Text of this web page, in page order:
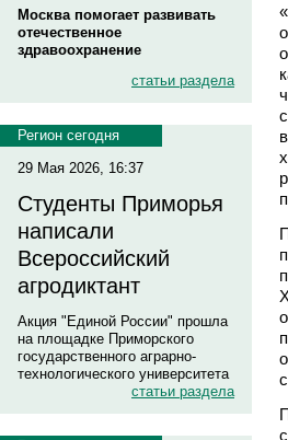
Москва помогает развивать
отечественное
здравоохранение
статьи раздела
Регион сегодня
29 Мая 2026, 16:37
Студенты Приморья
написали
Всероссийский
агродиктант
Акция "Единой России" прошла
на площадке Приморского
государственного аграрно-
технологического университета
статьи раздела